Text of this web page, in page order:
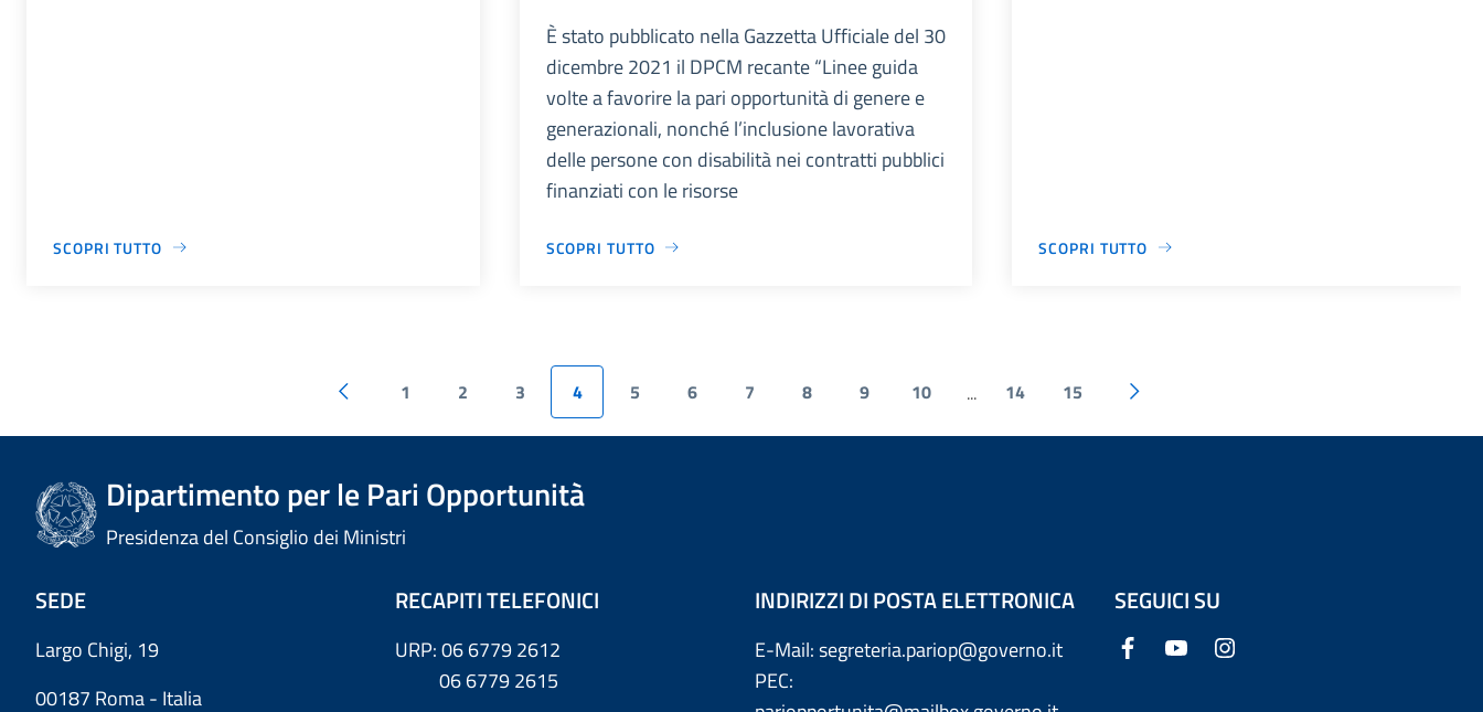
SCOPRI TUTTO
È stato pubblicato nella Gazzetta Ufficiale del 30
dicembre 2021 il DPCM recante “Linee guida
volte a favorire la pari opportunità di genere e
generazionali, nonché l’inclusione lavorativa
delle persone con disabilità nei contratti pubblici
finanziati con le risorse
SCOPRI TUTTO SCOPRI TUTTO
1 2 3 4 5 6 7 8 9 10 ... 14 15
Dipartimento per le Pari Opportunità
Presidenza del Consiglio dei Ministri
SEDE
Largo Chigi, 19
00187 Roma - Italia
RECAPITI TELEFONICI
URP: 06 6779 2612
06 6779 2615
INDIRIZZI DI POSTA ELETTRONICA
E-Mail: segreteria.pariop@governo.it
PEC:
SEGUICI SU